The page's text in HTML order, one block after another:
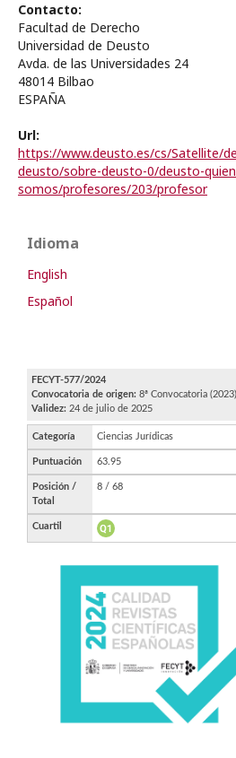
Contacto:
Facultad de Derecho
Universidad de Deusto
Avda. de las Universidades 24
48014 Bilbao
ESPAÑA
Url:
https://www.deusto.es/cs/Satellite/
deusto/sobre-deusto-0/deusto-
somos/profesores/203/profesor
Idioma
English
Español